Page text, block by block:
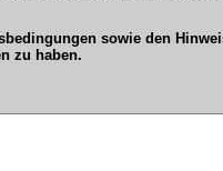
sowie den
zu haben.